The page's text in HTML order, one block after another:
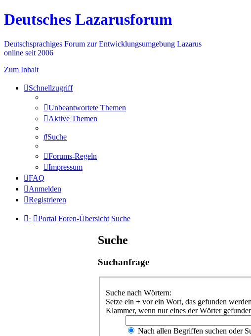
Deutsches Lazarusforum
Deutschsprachiges Forum zur Entwicklungsumgebung Lazarus
online seit 2006
Zum Inhalt
Schnellzugriff
Unbeantwortete Themen
Aktive Themen
Suche
Forums-Regeln
Impressum
FAQ
Anmelden
Registrieren
· Portal Foren-Übersicht Suche
Suche
Suchanfrage
Suche nach Wörtern:
Setze ein + vor ein Wort, das gefunden
Klammer, wenn nur eines der Wörter
Nach allen Begriffen suchen oder